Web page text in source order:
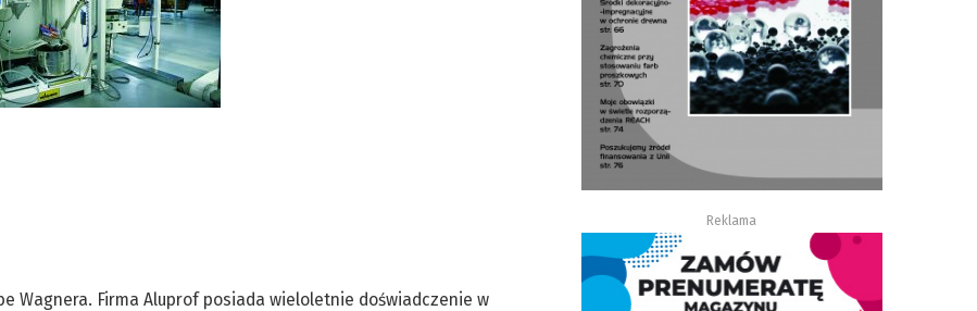
Wagnera. Firma Aluprof posiada wieloletnie doświadczenie w
Reklama